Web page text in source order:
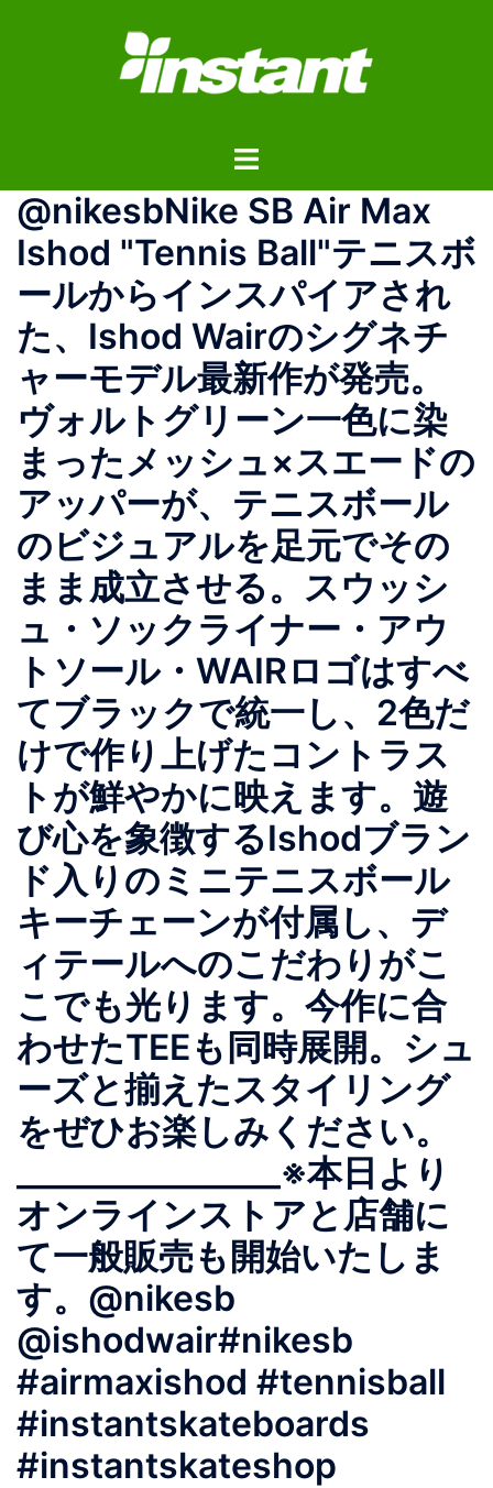
ス
ト
ル
ニ
ュ
ー
@nikesbNike SB Air Max
Ishod "Tennis Ball"テニスボ
ールからインスパイアされ
た、Ishod Wairのシグネチ
ャーモデル最新作が発売。
ヴォルトグリーン一色に染
まったメッシュ×スエードの
アッパーが、テニスボール
のビジュアルを足元でその
まま成立させる。スウッシ
ュ・ソックライナー・アウ
トソール・WAIRロゴはすべ
てブラックで統一し、2色だ
けで作り上げたコントラス
トが鮮やかに映えます。遊
び心を象徴するIshodブラン
ド入りのミニテニスボール
キーチェーンが付属し、デ
ィテールへのこだわりがこ
こでも光ります。今作に合
わせたTEEも同時展開。シュ
ーズと揃えたスタイリング
をぜひお楽しみください。
________________※本日より
オンラインストアと店舗に
て一般販売も開始いたしま
す。@nikesb
@ishodwair#nikesb
#airmaxishod #tennisball
#instantskateboards
#instantskateshop